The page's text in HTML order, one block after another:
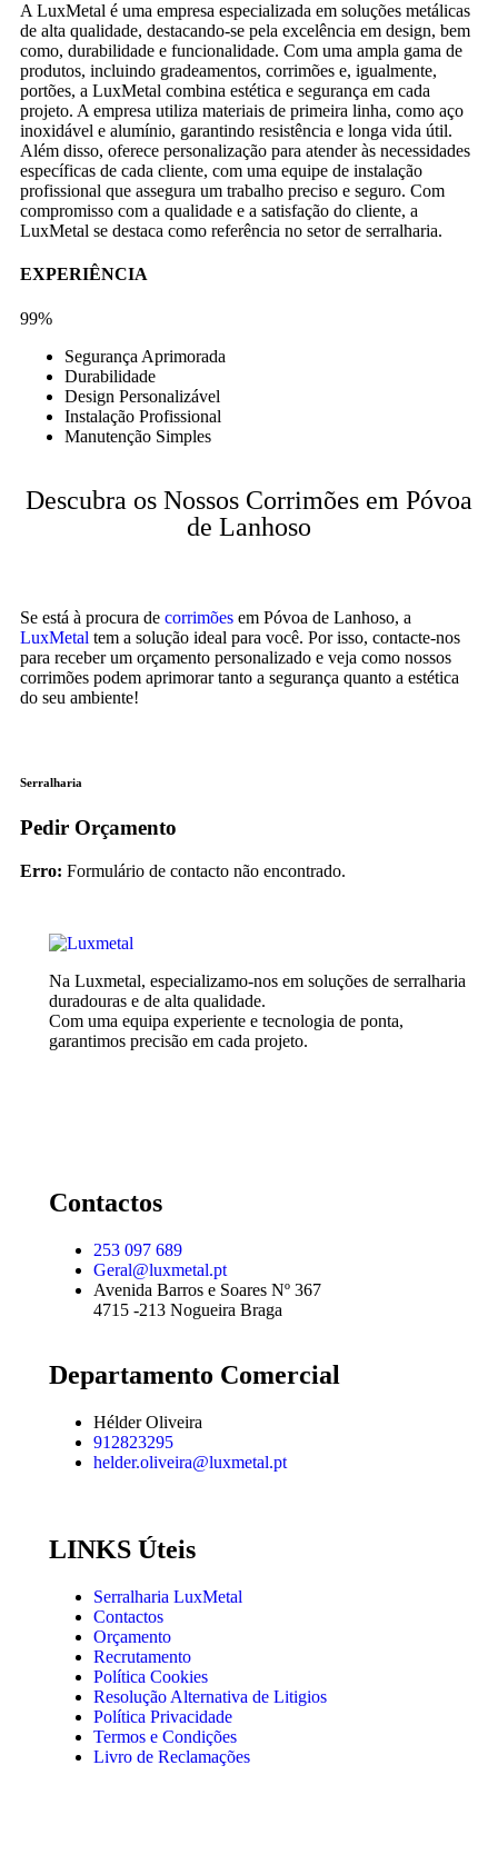
A LuxMetal é uma empresa especializada em soluções metálicas
de alta qualidade, destacando-se pela excelência em design, bem
como, durabilidade e funcionalidade. Com uma ampla gama de
produtos, incluindo gradeamentos, corrimões e, igualmente,
portões, a LuxMetal combina estética e segurança em cada
projeto. A empresa utiliza materiais de primeira linha, como aço
inoxidável e alumínio, garantindo resistência e longa vida útil.
Além disso, oferece personalização para atender às necessidades
específicas de cada cliente, com uma equipe de instalação
profissional que assegura um trabalho preciso e seguro. Com
compromisso com a qualidade e a satisfação do cliente, a
LuxMetal se destaca como referência no setor de serralharia.
EXPERIÊNCIA
99%
Segurança Aprimorada
Durabilidade
Design Personalizável
Instalação Profissional
Manutenção Simples
Descubra os Nossos Corrimões em Póvoa
de Lanhoso
Se está à procura de corrimões em Póvoa de Lanhoso, a
LuxMetal tem a solução ideal para você. Por isso, contacte-nos
para receber um orçamento personalizado e veja como nossos
corrimões podem aprimorar tanto a segurança quanto a estética
do seu ambiente!
Serralharia
Pedir Orçamento
Erro: Formulário de contacto não encontrado.
Na Luxmetal, especializamo-nos em soluções de serralharia
duradouras e de alta qualidade.
Com uma equipa experiente e tecnologia de ponta,
garantimos precisão em cada projeto.
Contactos
253 097 689
Geral@luxmetal.pt
Avenida Barros e Soares Nº 367
4715 -213 Nogueira Braga
Departamento Comercial
Hélder Oliveira
912823295
helder.oliveira@luxmetal.pt
LINKS Úteis
Serralharia LuxMetal
Contactos
Orçamento
Recrutamento
Política Cookies
Resolução Alternativa de Litigios
Política Privacidade
Termos e Condições
Livro de Reclamações